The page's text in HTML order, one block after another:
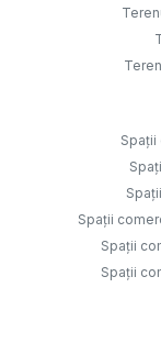
Spații
Spații
Spații
Spații